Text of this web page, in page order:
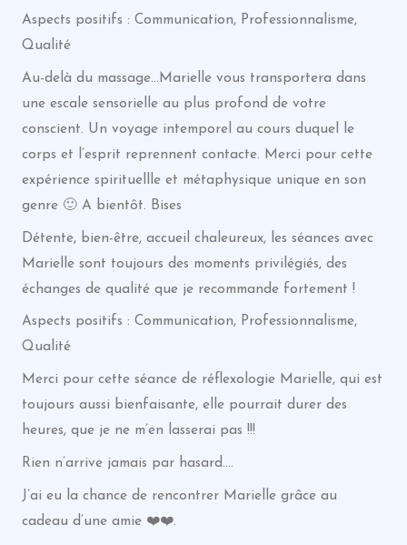
Aspects positifs : Communication, Professionnalisme,
Qualité
Au-delà du massage…Marielle vous transportera dans
une escale sensorielle au plus profond de votre
conscient. Un voyage intemporel au cours duquel le
corps et l’esprit reprennent contacte. Merci pour cette
expérience spirituellle et métaphysique unique en son
genre 🙂 A bientôt. Bises
Détente, bien-être, accueil chaleureux, les séances avec
Marielle sont toujours des moments privilégiés, des
échanges de qualité que je recommande fortement !
Aspects positifs : Communication, Professionnalisme,
Qualité
Merci pour cette séance de réflexologie Marielle, qui est
toujours aussi bienfaisante, elle pourrait durer des
heures, que je ne m’en lasserai pas !!!
Rien n’arrive jamais par hasard….
J’ai eu la chance de rencontrer Marielle grâce au
cadeau d’une amie ❤️❤️.